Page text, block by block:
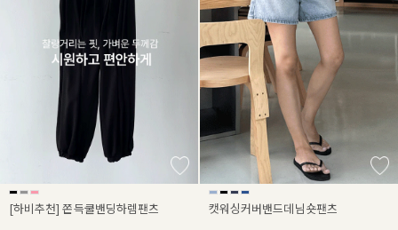
[하비추천] 쫀득쿨밴딩하렘팬츠 캣워싱커버밴드데님숏팬츠